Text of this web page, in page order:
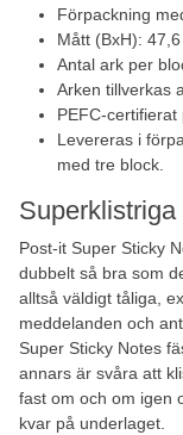
Förpackning
Mått (BxH):
Antal ark per
Arken tillverkas
PEFC-certifierat
Levereras i
med tre block.
Post-it Super Sticky
dubbelt så bra som
alltså väldigt tåliga,
meddelanden och
Super Sticky Notes
annars är svåra att
fast om och om igen
kvar på underlaget.